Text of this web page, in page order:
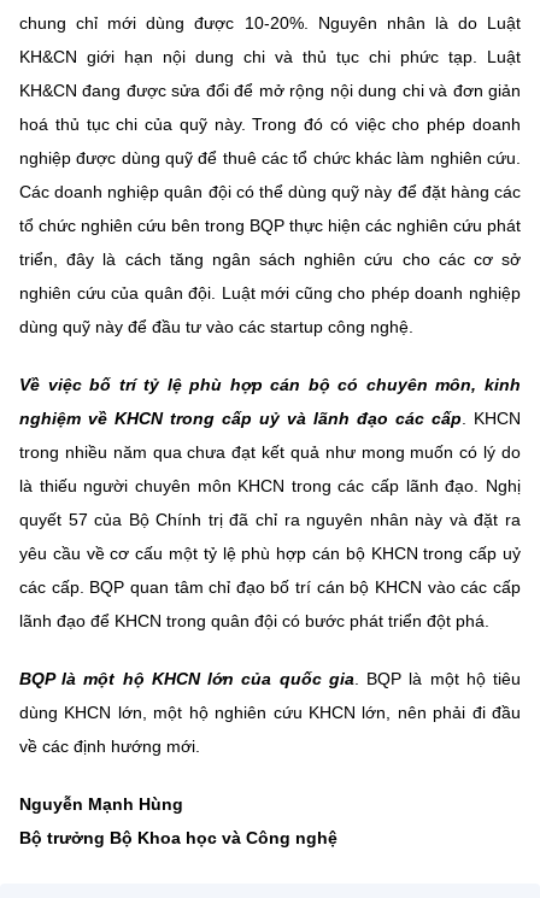
chung chỉ mới dùng được 10-20%. Nguyên nhân là do Luật
KH&CN giới hạn nội dung chi và thủ tục chi phức tạp. Luật
KH&CN đang được sửa đổi để mở rộng nội dung chi và đơn giản
hoá thủ tục chi của quỹ này. Trong đó có việc cho phép doanh
nghiệp được dùng quỹ để thuê các tổ chức khác làm nghiên cứu.
Các doanh nghiệp quân đội có thể dùng quỹ này để đặt hàng các
tổ chức nghiên cứu bên trong BQP thực hiện các nghiên cứu phát
triển, đây là cách tăng ngân sách nghiên cứu cho các cơ sở
nghiên cứu của quân đội. Luật mới cũng cho phép doanh nghiệp
dùng quỹ này để đầu tư vào các startup công nghệ.
Về việc bố trí tỷ lệ phù hợp cán bộ có chuyên môn, kinh
nghiệm về KHCN trong cấp uỷ và lãnh đạo các cấp . KHCN
trong nhiều năm qua chưa đạt kết quả như mong muốn có lý do
là thiếu người chuyên môn KHCN trong các cấp lãnh đạo. Nghị
quyết 57 của Bộ Chính trị đã chỉ ra nguyên nhân này và đặt ra
yêu cầu về cơ cấu một tỷ lệ phù hợp cán bộ KHCN trong cấp uỷ
các cấp. BQP quan tâm chỉ đạo bố trí cán bộ KHCN vào các cấp
lãnh đạo để KHCN trong quân đội có bước phát triển đột phá.
BQP là một hộ KHCN lớn của quốc gia . BQP là một hộ tiêu
dùng KHCN lớn, một hộ nghiên cứu KHCN lớn, nên phải đi đầu
về các định hướng mới.
Nguyễn Mạnh Hùng
Bộ trưởng Bộ Khoa học và Công nghệ